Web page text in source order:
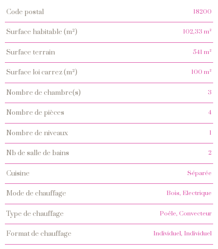
Caractéristiques
code postal 18200
surface habitable (m²) 102,33 m²
surface terrain 541 m²
surface loi carrez (m²) 100 m²
nombre de chambre(s) 3
nombre de pièces 4
nombre de niveaux 1
nb de salle de bains 2
cuisine Séparée
mode de chauffage Bois, Electrique
type de chauffage Poêle, Convecteur
format de chauffage Individuel, Individuel